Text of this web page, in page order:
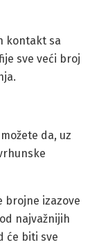
kontakt sa
sve veći broj
da, uz
brojne izazove
najvažnijih
će biti sve